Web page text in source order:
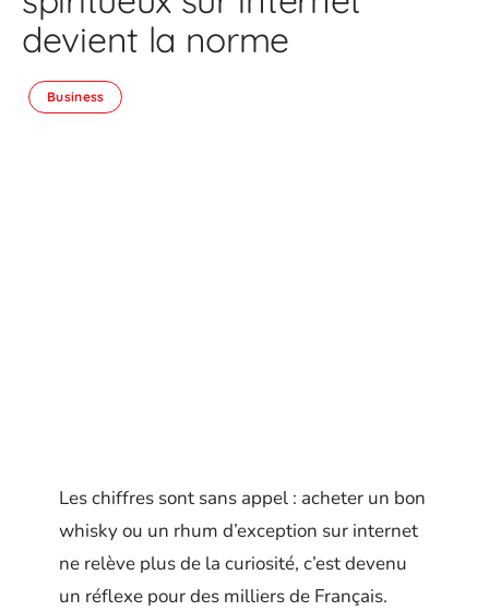
devient la norme
Business
Les chiffres sont sans appel : acheter un bon
whisky ou un rhum d’exception sur internet
ne relève plus de la curiosité, c’est devenu
un réflexe pour des milliers de Français.